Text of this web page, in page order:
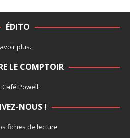
ÉDITO
plus.
LE COMPTOIR
Café Powell.
NOUS !
fiches de lecture